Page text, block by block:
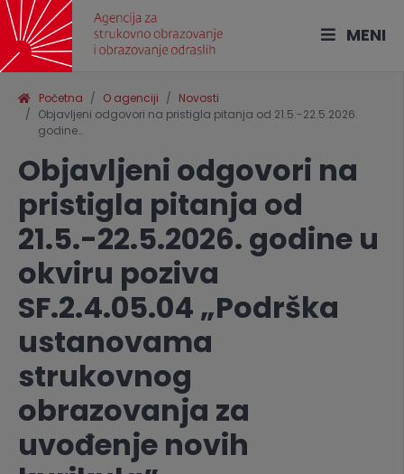
MENI
Početna O agenciji
Novosti
Objavljeni odgovori na pristigla pitanja od 21.5.-22.5.2026.
godine…
Objavljeni odgovori na
pristigla pitanja od
21.5.-22.5.2026. godine u
okviru poziva
SF.2.4.05.04 „Podrška
ustanovama
strukovnog
obrazovanja za
uvođenje novih